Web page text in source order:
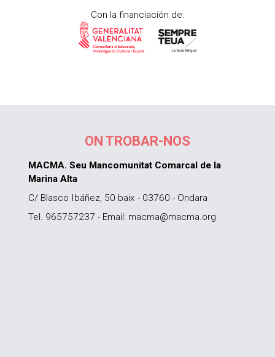
Con la financiación de:
ON TROBAR-NOS
MACMA. Seu Mancomunitat Comarcal de la
Marina Alta
C/ Blasco Ibáñez, 50 baix - 03760 - Ondara
Tel. 965757237 - Email: macma@macma.org